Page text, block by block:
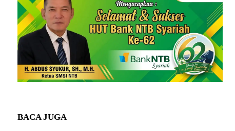
BACA JUGA